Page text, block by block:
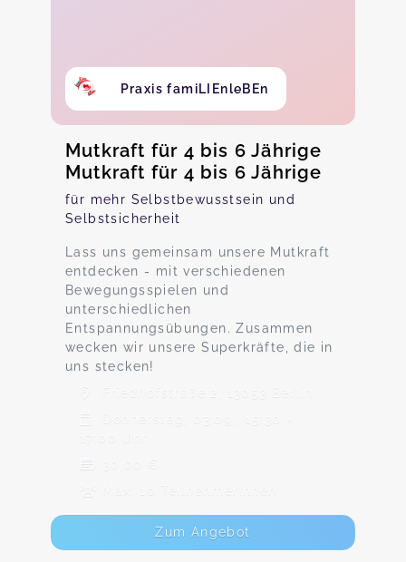
Praxis famiLIEnleBEn
Mutkraft für 4 bis 6 Jährige
Mutkraft für 4 bis 6 Jährige
für mehr Selbstbewusstsein und
Selbstsicherheit
Lass uns gemeinsam unsere Mutkraft
entdecken - mit verschiedenen
Bewegungsspielen und
unterschiedlichen
Entspannungsübungen. Zusammen
wecken wir unsere Superkräfte, die in
uns stecken!
Friedhofstraße 2, 13053 Berlin
Donnerstag, 03.09., 15:30 -
17:00 Uhr
30,00 €
Max. 10 TeilnehmerInnen
Zum Angebot